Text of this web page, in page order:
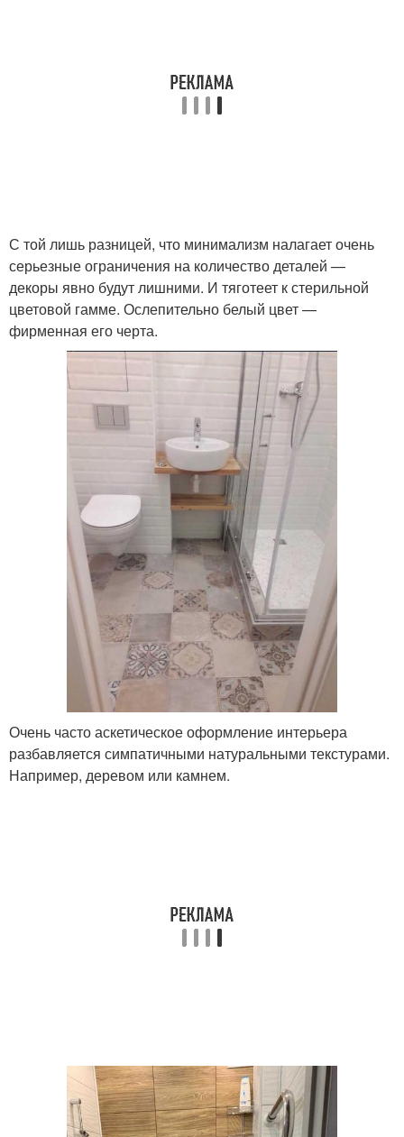
С той лишь разницей, что минимализм налагает очень
серьезные ограничения на количество деталей —
декоры явно будут лишними. И тяготеет к стерильной
цветовой гамме. Ослепительно белый цвет —
фирменная его черта.
Очень часто аскетическое оформление интерьера
разбавляется симпатичными натуральными текстурами.
Например, деревом или камнем.